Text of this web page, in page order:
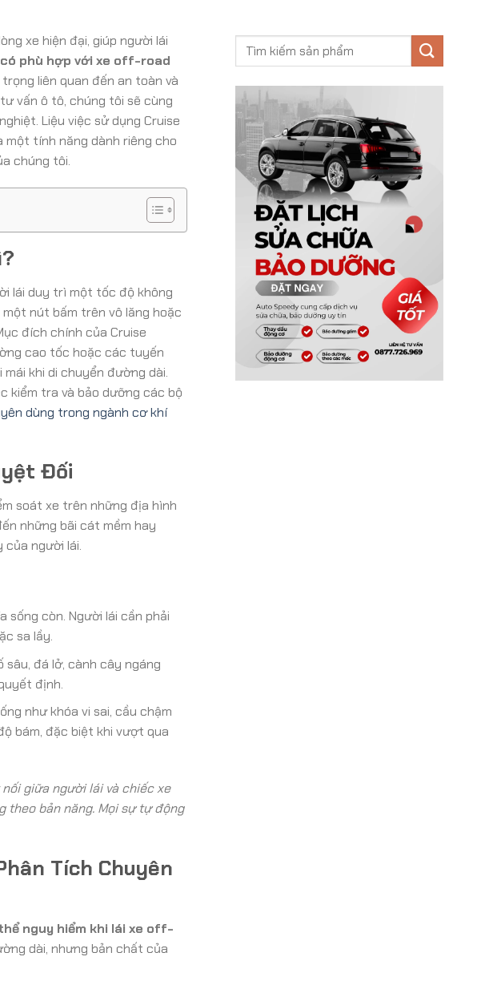
xe hiện đại, giúp người lái
phù hợp với xe off-road
liên quan đến an toàn và
vấn ô tô, chúng tôi sẽ cùng
Liệu việc sử dụng Cruise
tính năng dành riêng cho
chúng tôi.
lái duy trì một tốc độ không
nút bấm trên vô lăng hoặc
đích chính của Cruise
cao tốc hoặc các tuyến
khi di chuyển đường dài.
kiểm tra và bảo dưỡng các bộ
dùng trong ngành cơ khí
Đối
soát xe trên những địa hình
những bãi cát mềm hay
người lái.
sống còn. Người lái cần phải
sa lầy.
đá lở, cành cây ngáng
định.
như khóa vi sai, cầu chậm
bám, đặc biệt khi vượt qua
giữa người lái và chiếc xe
theo bản năng. Mọi sự tự động
Tích Chuyên
nguy hiểm khi lái xe off-
dài, nhưng bản chất của